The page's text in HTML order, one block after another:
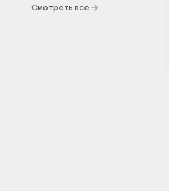
Смотреть все